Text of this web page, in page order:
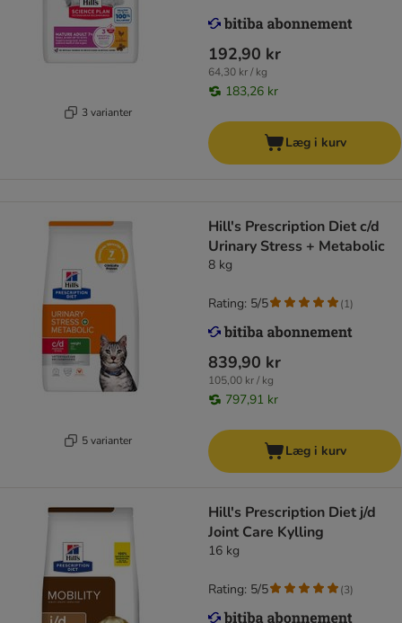
3 varianter
192,90 kr
64,30 kr / kg
183,26 kr
Læg i kurv
5 varianter
Hill's Prescription Diet c/d
Urinary Stress + Metabolic
8 kg
839,90 kr
105,00 kr / kg
797,91 kr
Rating: 5/5 (1)
Læg i kurv
Hill's Prescription Diet j/d
Joint Care Kylling
16 kg
Rating: 5/5 (3)